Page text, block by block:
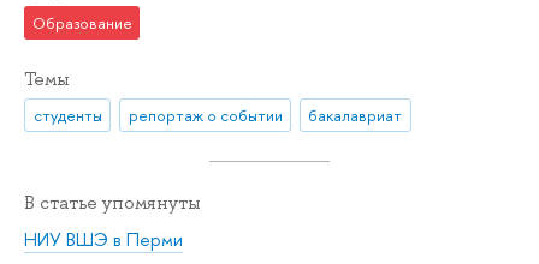
Образование
Темы
студенты репортаж о событии бакалавриат
В статье упомянуты
НИУ ВШЭ в Перми